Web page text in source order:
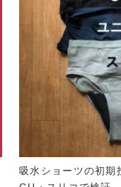
吸水ショーツの初期